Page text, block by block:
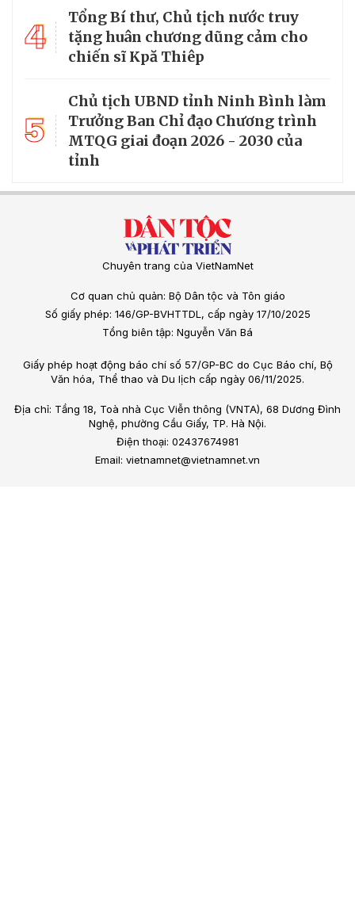
4
Tổng Bí thư, Chủ tịch nước truy
tặng huân chương dũng cảm cho
chiến sĩ Kpă Thiêp
5
Chủ tịch UBND tỉnh Ninh Bình làm
Trưởng Ban Chỉ đạo Chương trình
MTQG giai đoạn 2026 - 2030 của
tỉnh
Chuyên trang của VietNamNet
Cơ quan chủ quản: Bộ Dân tộc và Tôn giáo
Số giấy phép: 146/GP-BVHTTDL, cấp ngày 17/10/2025
Tổng biên tập: Nguyễn Văn Bá
Giấy phép hoạt động báo chí số 57/GP-BC do Cục Báo chí, Bộ
Văn hóa, Thể thao và Du lịch cấp ngày 06/11/2025.
Địa chỉ: Tầng 18, Toà nhà Cục Viễn thông (VNTA), 68 Dương Đình
Nghệ, phường Cầu Giấy, TP. Hà Nội.
Điện thoại: 02437674981
Email: vietnamnet@vietnamnet.vn